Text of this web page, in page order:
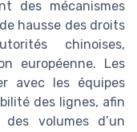
des mécanismes
hausse des droits
chinoises,
européenne. Les
avec les équipes
des lignes, afin
volumes d’un